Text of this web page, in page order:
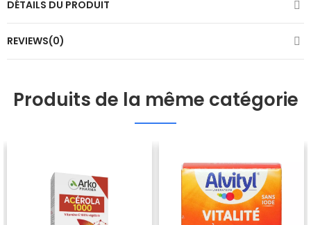
DÉTAILS DU PRODUIT
REVIEWS(0)
Produits de la même catégorie